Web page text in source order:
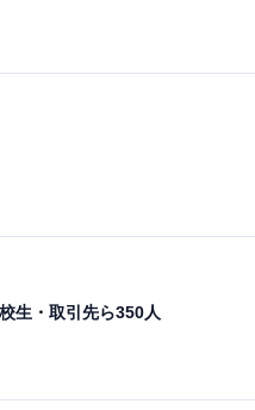
生・取引先ら350人